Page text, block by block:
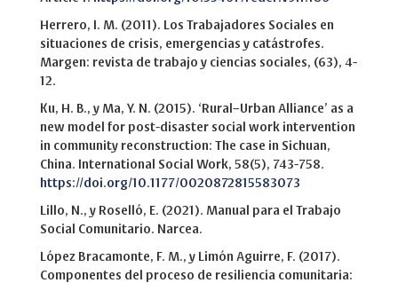
Herrero, I. M. (2011). Los Trabajadores Sociales en
situaciones de crisis, emergencias y catástrofes.
Margen: revista de trabajo y ciencias sociales, (63), 4-
12.
Ku, H. B., y Ma, Y. N. (2015). ‘Rural–Urban Alliance’ as a
new model for post-disaster social work intervention
in community reconstruction: The case in Sichuan,
China. International Social Work, 58(5), 743-758.
https://doi.org/10.1177/0020872815583073
Lillo, N., y Roselló, E. (2021). Manual para el Trabajo
Social Comunitario. Narcea.
López Bracamonte, F. M., y Limón Aguirre, F. (2017).
Componentes del proceso de resiliencia comunitaria: